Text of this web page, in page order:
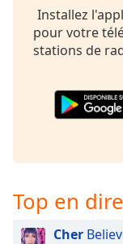
settings
dialog
subtitles
selected
Picture
Fullscreen
This
Installez
pour votre
stations de
Top en
Cher